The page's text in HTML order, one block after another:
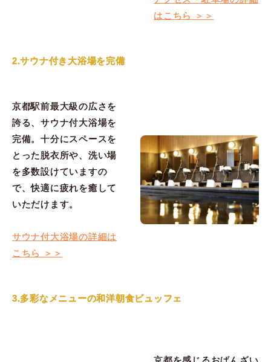
はこちら ＞＞
2.サウナ付き大浴場を完備
京都駅前最大級の広さを
誇る、サウナ付大浴場を
完備。十分にスペースを
とった脱衣所や、洗い場
を多数設けていますの
で、快適に疲れを癒して
いただけます。
サウナ付大浴場の詳細は
こちら ＞＞
3.多彩なメニューの和洋朝食ビュッフェ